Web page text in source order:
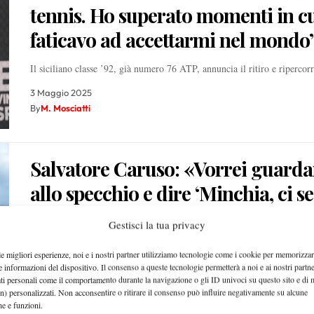
Gestisci la tua privacy
migliori esperienze, noi e i nostri partner utilizziamo tecnologie come i cookie per
informazioni del dispositivo. Il consenso a queste tecnologie permetterà a noi e ai nostri
personali come il comportamento durante la navigazione o gli ID univoci su questo sito e di
personalizzati. Non acconsentire o ritirare il consenso può influire negativamente su alcune
e funzioni.
tennis. Ho superato momenti in
faticavo ad accettarmi nel
Il siciliano classe ’92, già numero 76 ATP, annuncia il ritiro e
3 Maggio 2025
ByM. Mosciatti
Salvatore Caruso: «Vorrei
allo specchio e dire ‘Minchia, ci
riuscito di nuovo’»
23 Aprile 2023
ByM. Mosciatti